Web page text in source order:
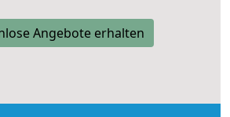
Angebote erhalten